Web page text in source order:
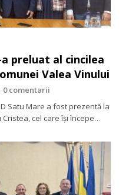
a preluat al cincilea
Valea Vinului
0 comentarii
Satu Mare a fost prezentă la
cel care își începe…